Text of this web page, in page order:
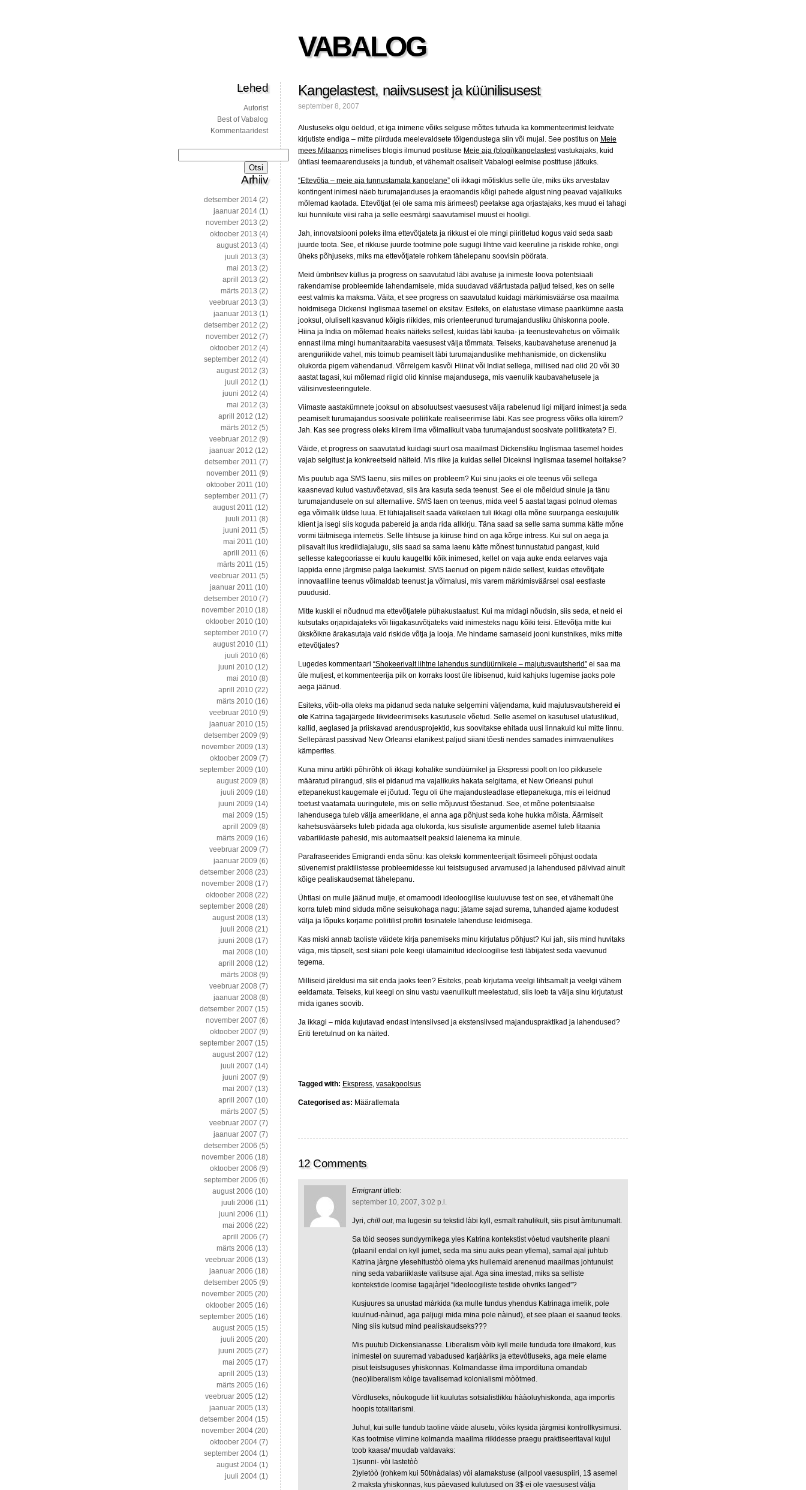
VABALOG
Kangelastest, naiivsusest ja küünilisusest
september 8, 2007
Alustuseks olgu öeldud, et iga inimene võiks selguse mõttes tutvuda ka kommenteerimist leidvate
kirjutiste endiga – mitte piirduda meelevaldsete tõlgendustega siin või mujal. See postitus on Meie
mees Milaanos nimelises blogis ilmunud postituse Meie aja (blogi)kangelastestvastukajaks, kuid
ühtlasi teemaarenduseks ja tundub, et vähemalt osaliselt Vabalogi eelmise postituse jätkuks.
“Ettevõtja – meie aja tunnustamata kangelane” oli ikkagi mõtisklus selle üle, miks üks arvestatav
kontingent inimesi näeb turumajanduses ja eraomandis kõigi pahede algust ning peavad vajalikuks
mõlemad kaotada. Ettevõtjat (ei ole sama mis ärimees!) peetakse aga orjastajaks, kes muud ei tahagi
kui hunnikute viisi raha ja selle eesmärgi saavutamisel muust ei hooligi.
Jah, innovatsiooni poleks ilma ettevõtjateta ja rikkust ei ole mingi piiritletud kogus vaid seda saab
juurde toota. See, et rikkuse juurde tootmine pole sugugi lihtne vaid keeruline ja riskide rohke, ongi
üheks põhjuseks, miks ma ettevõtjatele rohkem tähelepanu soovisin pöörata.
Meid ümbritsev küllus ja progress on saavutatud läbi avatuse ja inimeste loova potentsiaali
rakendamise probleemide lahendamisele, mida suudavad väärtustada paljud teised, kes on selle
eest valmis ka maksma. Väita, et see progress on saavutatud kuidagi märkimisväärse osa maailma
hoidmisega Dickensi Inglismaa tasemel on eksitav. Esiteks, on elatustase viimase paarikümne aasta
jooksul, oluliselt kasvanud kõigis riikides, mis orienteerunud turumajandusliku ühiskonna poole.
Hiina ja India on mõlemad heaks näiteks sellest, kuidas läbi kauba- ja teenustevahetus on võimalik
ennast ilma mingi humanitaarabita vaesusest välja tõmmata. Teiseks, kaubavahetuse arenenud ja
arenguriikide vahel, mis toimub peamiselt läbi turumajanduslike mehhanismide, on dickensliku
olukorda pigem vähendanud. Võrrelgem kasvõi Hiinat või Indiat sellega, millised nad olid 20 või 30
aastat tagasi, kui mõlemad riigid olid kinnise majandusega, mis vaenulik kaubavahetusele ja
välisinvesteeringutele.
Viimaste aastakümnete jooksul on absoluutsest vaesusest välja rabelenud ligi miljard inimest ja seda
peamiselt turumajandus soosivate poliitikate realiseerimise läbi. Kas see progress võiks olla kiirem?
Jah. Kas see progress oleks kiirem ilma võimalikult vaba turumajandust soosivate poliitikateta? Ei.
Väide, et progress on saavutatud kuidagi suurt osa maailmast Dickensliku Inglismaa tasemel hoides
vajab selgitust ja konkreetseid näiteid. Mis riike ja kuidas sellel Diceknsi Inglismaa tasemel hoitakse?
Mis puutub aga SMS laenu, siis milles on probleem? Kui sinu jaoks ei ole teenus või sellega
kaasnevad kulud vastuvõetavad, siis ära kasuta seda teenust. See ei ole mõeldud sinule ja tänu
turumajandusele on sul alternatiive. SMS laen on teenus, mida veel 5 aastat tagasi polnud olemas
ega võimalik üldse luua. Et lühiajaliselt saada väikelaen tuli ikkagi olla mõne suurpanga eeskujulik
klient ja isegi siis koguda pabereid ja anda rida allkirju. Täna saad sa selle sama summa kätte mõne
vormi täitmisega internetis. Selle lihtsuse ja kiiruse hind on aga kõrge intress. Kui sul on aega ja
piisavalt ilus krediidiajalugu, siis saad sa sama laenu kätte mõnest tunnustatud pangast, kuid
sellesse kategooriasse ei kuulu kaugeltki kõik inimesed, kellel on vaja auke enda eelarves vaja
lappida enne järgmise palga laekumist. SMS laenud on pigem näide sellest, kuidas ettevõtjate
innovaatiline teenus võimaldab teenust ja võimalusi, mis varem märkimisväärsel osal eestlaste
puudusid.
Mitte kuskil ei nõudnud ma ettevõtjatele pühakustaatust. Kui ma midagi nõudsin, siis seda, et neid ei
kutsutaks orjapidajateks või liigakasuvõtjateks vaid inimesteks nagu kõiki teisi. Ettevõtja mitte kui
ükskõikne ärakasutaja vaid riskide võtja ja looja. Me hindame sarnaseid jooni kunstnikes, miks mitte
ettevõtjates?
Lugedes kommentaari “Shokeerivalt lihtne lahendus sundüürnikele – majutusvautsherid” ei saa ma
üle muljest, et kommenteerija pilk on korraks loost üle libisenud, kuid kahjuks lugemise jaoks pole
aega jäänud.
Esiteks, võib-olla oleks ma pidanud seda natuke selgemini väljendama, kuid majutusvautshereid ei
ole Katrina tagajärgede likvideerimiseks kasutusele võetud. Selle asemel on kasutusel ulatuslikud,
kallid, aeglased ja priiskavad arendusprojektid, kus soovitakse ehitada uusi linnakuid kui mitte linnu.
Sellepärast passivad New Orleansi elanikest paljud siiani tõesti nendes samades inimvaenulikes
kämperites.
Kuna minu artikli põhirõhk oli ikkagi kohalike sundüürnikel ja Ekspressi poolt on loo pikkusele
määratud piirangud, siis ei pidanud ma vajalikuks hakata selgitama, et New Orleansi puhul
ettepanekust kaugemale ei jõutud. Tegu oli ühe majandusteadlase ettepanekuga, mis ei leidnud
toetust vaatamata uuringutele, mis on selle mõjuvust tõestanud. See, et mõne potentsiaalse
lahendusega tuleb välja ameeriklane, ei anna aga põhjust seda kohe hukka mõista. Äärmiselt
kahetsusväärseks tuleb pidada aga olukorda, kus sisuliste argumentide asemel tuleb litaania
vabariiklaste pahesid, mis automaatselt peaksid laienema ka minule.
Parafraseerides Emigrandi enda sõnu: kas olekski kommenteerijalt tõsimeeli põhjust oodata
süvenemist praktilistesse probleemidesse kui teistsugused arvamused ja lahendused pälvivad ainult
kõige pealiskaudsemat tähelepanu.
Ühtlasi on mulle jäänud mulje, et omamoodi ideoloogilise kuuluvuse test on see, et vähemalt ühe
korra tuleb mind siduda mõne seisukohaga nagu: jätame sajad surema, tuhanded ajame kodudest
välja ja lõpuks korjame poliitilist profiiti tosinatele lahenduse leidmisega.
Kas miski annab taoliste väidete kirja panemiseks minu kirjutatus põhjust? Kui jah, siis mind huvitaks
väga, mis täpselt, sest siiani pole keegi ülamainitud ideoloogilise testi läbijatest seda vaevunud
tegema.
Milliseid järeldusi ma siit enda jaoks teen? Esiteks, peab kirjutama veelgi lihtsamalt ja veelgi vähem
eeldamata. Teiseks, kui keegi on sinu vastu vaenulikult meelestatud, siis loeb ta välja sinu kirjutatust
mida iganes soovib.
Ja ikkagi – mida kujutavad endast intensiivsed ja ekstensiivsed majanduspraktikad ja lahendused?
Eriti teretulnud on ka näited.
Tagged with: Ekspress, vasakpoolsus
Categorised as: Määratlemata
12 Comments
Emigrant ütleb:
september 10, 2007, 3:02 p.l.
Jyri, chill out, ma lugesin su tekstid làbi kyll, esmalt rahulikult, siis pisut àrritunumalt.
Sa tòid seoses sundyyrnikega yles Katrina kontekstist vòetud vautsherite plaani
(plaanil endal on kyll jumet, seda ma sinu auks pean ytlema), samal ajal juhtub
Katrina jàrgne ylesehitustòò olema yks hullemaid arenenud maailmas johtunuist
ning seda vabariiklaste valitsuse ajal. Aga sina imestad, miks sa selliste
kontekstide loomise tagajàrjel “ideoloogiliste testide ohvriks langed”?
Kusjuures sa unustad màrkida (ka mulle tundus yhendus Katrinaga imelik, pole
kuulnud-nàinud, aga paljugi mida mina pole nàinud), et see plaan ei saanud teoks.
Ning siis kutsud mind pealiskaudseks???
Mis puutub Dickensianasse. Liberalism vòib kyll meile tunduda tore ilmakord, kus
inimestel on suuremad vabadused karjààriks ja ettevòtluseks, aga meie elame
pisut teistsuguses yhiskonnas. Kolmandasse ilma impordituna omandab
(neo)liberalism kòige tavalisemad kolonialismi mòòtmed.
Vòrdluseks, nòukogude liit kuulutas sotsialistlikku hààoluyhiskonda, aga importis
hoopis totalitarismi.
Juhul, kui sulle tundub taoline vàide alusetu, vòiks kysida jàrgmisi kontrollkysimusi.
Kas tootmise viimine kolmanda maailma riikidesse praegu praktiseeritaval kujul
toob kaasa/ muudab valdavaks:
1)sunni- vòi lastetòò
2)yletòò (rohkem kui 50t/nàdalas) vòi alamakstuse (allpool vaesuspiiri, 1$ asemel
2 maksta yhiskonnas, kus pàevased kulutused on 3$ ei ole vaesusest vàlja
Lehed
Autorist
Best of Vabalog
Kommentaaridest
Arhiiv
detsember 2014 (2)
jaanuar 2014 (1)
november 2013 (2)
oktoober 2013 (4)
august 2013 (4)
juuli 2013 (3)
mai 2013 (2)
aprill 2013 (2)
märts 2013 (2)
veebruar 2013 (3)
jaanuar 2013 (1)
detsember 2012 (2)
november 2012 (7)
oktoober 2012 (4)
september 2012 (4)
august 2012 (3)
juuli 2012 (1)
juuni 2012 (4)
mai 2012 (3)
aprill 2012 (12)
märts 2012 (5)
veebruar 2012 (9)
jaanuar 2012 (12)
detsember 2011 (7)
november 2011 (9)
oktoober 2011 (10)
september 2011 (7)
august 2011 (12)
juuli 2011 (8)
juuni 2011 (5)
mai 2011 (10)
aprill 2011 (6)
märts 2011 (15)
veebruar 2011 (5)
jaanuar 2011 (10)
detsember 2010 (7)
november 2010 (18)
oktoober 2010 (10)
september 2010 (7)
august 2010 (11)
juuli 2010 (6)
juuni 2010 (12)
mai 2010 (8)
aprill 2010 (22)
märts 2010 (16)
veebruar 2010 (9)
jaanuar 2010 (15)
detsember 2009 (9)
november 2009 (13)
oktoober 2009 (7)
september 2009 (10)
august 2009 (8)
juuli 2009 (18)
juuni 2009 (14)
mai 2009 (15)
aprill 2009 (8)
märts 2009 (16)
veebruar 2009 (7)
jaanuar 2009 (6)
detsember 2008 (23)
november 2008 (17)
oktoober 2008 (22)
september 2008 (28)
august 2008 (13)
juuli 2008 (21)
juuni 2008 (17)
mai 2008 (10)
aprill 2008 (12)
märts 2008 (9)
veebruar 2008 (7)
jaanuar 2008 (8)
detsember 2007 (15)
november 2007 (6)
oktoober 2007 (9)
september 2007 (15)
august 2007 (12)
juuli 2007 (14)
juuni 2007 (9)
mai 2007 (13)
aprill 2007 (10)
märts 2007 (5)
veebruar 2007 (7)
jaanuar 2007 (7)
detsember 2006 (5)
november 2006 (18)
oktoober 2006 (9)
september 2006 (6)
august 2006 (10)
juuli 2006 (11)
juuni 2006 (11)
mai 2006 (22)
aprill 2006 (7)
märts 2006 (13)
veebruar 2006 (13)
jaanuar 2006 (18)
detsember 2005 (9)
november 2005 (20)
oktoober 2005 (16)
september 2005 (16)
august 2005 (15)
juuli 2005 (20)
juuni 2005 (27)
mai 2005 (17)
aprill 2005 (13)
märts 2005 (16)
veebruar 2005 (12)
jaanuar 2005 (13)
detsember 2004 (15)
november 2004 (20)
oktoober 2004 (7)
september 2004 (1)
august 2004 (1)
juuli 2004 (1)